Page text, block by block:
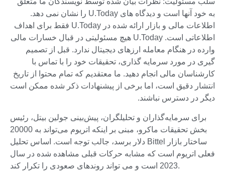
به خود آنها است و دیدگاه های U.Today را نشان نمی دهد.
اطلاعات مالی و بازار ارائه شده در U.Today فقط برای اهداف
اطلاعاتی است. U.Today هیچ مسئولیتی در قبال خسارات مالی
وارده در هنگام معامله ارزهای دیجیتال ندارد. قبل از تصمیم
گیری در مورد سرمایه گذاری، تحقیقات خود را با تماس با
کارشناسان مالی انجام دهید. ما معتقدیم که تمام محتوا از تاریخ
انتشار دقیق است، اما برخی از پیشنهادات ذکر شده ممکن است
دیگر در دسترس نباشند.
برای سرمایه‌گذاران و تحلیلگران، پیش‌بینی جولین بیتل، رئیس
بخش تحقیقات ماکرو، مبنی بر اینکه اتریوم می‌تواند به 20000
دلار برسد، جالب توجه است. اساس تحلیل Bittel ساختار بازار
فعلی اتریوم است که مشابه حرکات قبلی مشاهده شده در سال
2023 است و می تواند روندهای صعودی را تکرار کند.